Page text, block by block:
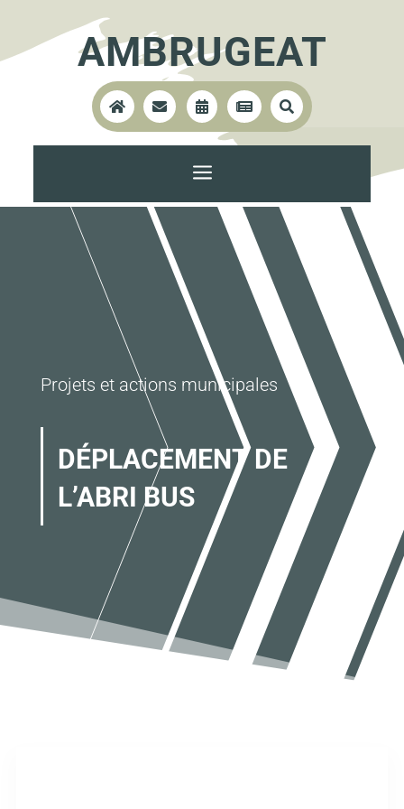
AMBRUGEAT
    
a
Projets et actions municipales
DÉPLACEMENT DE
L’ABRI BUS